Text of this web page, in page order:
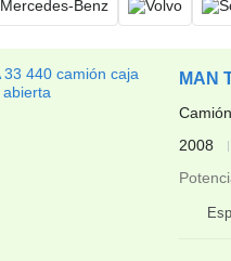
MAN
2008